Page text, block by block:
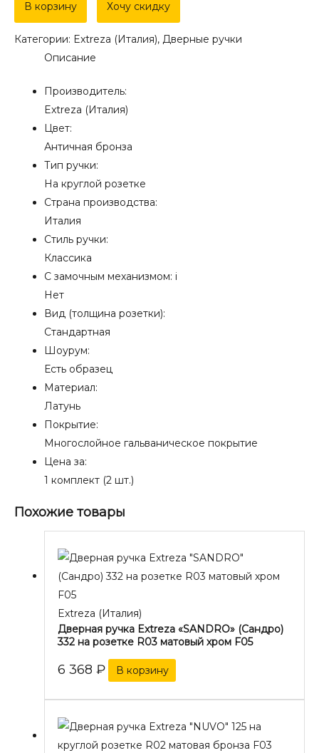
Дверная
ручка
Extreza
"DANIEL"
розетке
античная
бронза
В корзину Хочу скидку
Категории: Extreza (Италия), Дверные ручки
Описание
Производитель:
Extreza (Италия)
Цвет:
Античная бронза
Тип ручки:
На круглой розетке
Страна производства:
Италия
Стиль ручки:
Классика
С замочным механизмом: i
Нет
Вид (толщина розетки):
Стандартная
Шоурум:
Есть образец
Материал:
Латунь
Покрытие:
Многослойное гальваническое покрытие
Цена за:
1 комплект (2 шт.)
Похожие товары
Extreza (Италия)
Дверная ручка Extreza «SANDRO» (Сандро)
332 на розетке R03 матовый хром F05
6 368 ₽ В корзину